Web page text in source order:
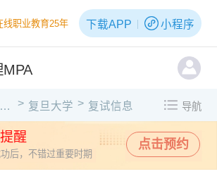
线职业教育25年 下载APP 小程序
公共管理MPA > 复旦大学 > 复试信息 导航
醒
后，不错过重要时期
点击预约